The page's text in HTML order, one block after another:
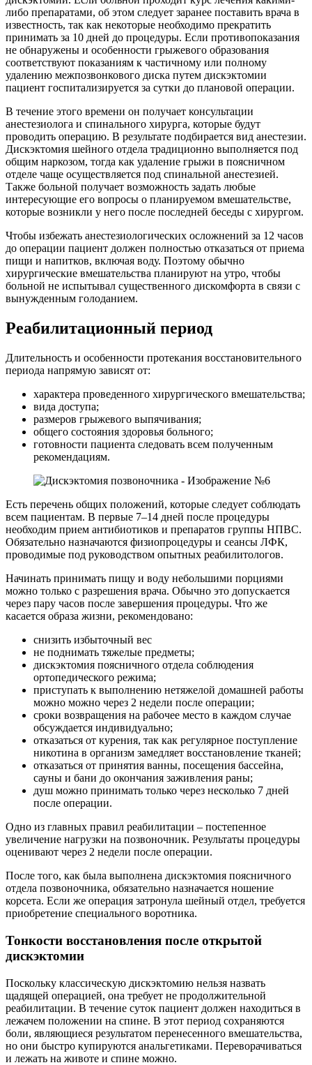
либо препаратами, об этом следует заранее поставить врача в
известность, так как некоторые необходимо прекратить
принимать за 10 дней до процедуры. Если противопоказания
не обнаружены и особенности грыжевого образования
соответствуют показаниям к частичному или полному
удалению межпозвонкового диска путем дискэктомии
пациент госпитализируется за сутки до плановой операции.
В течение этого времени он получает консультации
анестезиолога и спинального хирурга, которые будут
проводить операцию. В результате подбирается вид анестезии.
Дискэктомия шейного отдела традиционно выполняется под
общим наркозом, тогда как удаление грыжи в поясничном
отделе чаще осуществляется под спинальной анестезией.
Также больной получает возможность задать любые
интересующие его вопросы о планируемом вмешательстве,
которые возникли у него после последней беседы с хирургом.
Чтобы избежать анестезиологических осложнений за 12 часов
до операции пациент должен полностью отказаться от приема
пищи и напитков, включая воду. Поэтому обычно
хирургические вмешательства планируют на утро, чтобы
больной не испытывал существенного дискомфорта в связи с
вынужденным голоданием.
Реабилитационный период
Длительность и особенности протекания восстановительного
периода напрямую зависят от:
характера проведенного хирургического вмешательства;
вида доступа;
размеров грыжевого выпячивания;
общего состояния здоровья больного;
готовности пациента следовать всем полученным
рекомендациям.
Есть перечень общих положений, которые следует соблюдать
всем пациентам. В первые 7–14 дней после процедуры
необходим прием антибиотиков и препаратов группы НПВС.
Обязательно назначаются физиопроцедуры и сеансы ЛФК,
проводимые под руководством опытных реабилитологов.
Начинать принимать пищу и воду небольшими порциями
можно только с разрешения врача. Обычно это допускается
через пару часов после завершения процедуры. Что же
касается образа жизни, рекомендовано:
снизить избыточный вес
не поднимать тяжелые предметы;
дискэктомия поясничного отдела соблюдения
ортопедического режима;
приступать к выполнению нетяжелой домашней работы
можно можно через 2 недели после операции;
сроки возвращения на рабочее место в каждом случае
обсуждается индивидуально;
отказаться от курения, так как регулярное поступление
никотина в организм замедляет восстановление тканей;
отказаться от принятия ванны, посещения бассейна,
сауны и бани до окончания заживления раны;
душ можно принимать только через несколько 7 дней
после операции.
Одно из главных правил реабилитации – постепенное
увеличение нагрузки на позвоночник. Результаты процедуры
оценивают через 2 недели после операции.
После того, как была выполнена дискэктомия поясничного
отдела позвоночника, обязательно назначается ношение
корсета. Если же операция затронула шейный отдел, требуется
приобретение специального воротника.
Тонкости восстановления после открытой
дискэктомии
Поскольку классическую дискэктомию нельзя назвать
щадящей операцией, она требует не продолжительной
реабилитации. В течение суток пациент должен находиться в
лежачем положении на спине. В этот период сохраняются
боли, являющиеся результатом перенесенного вмешательства,
но они быстро купируются анальгетиками. Переворачиваться
и лежать на животе и спине можно.